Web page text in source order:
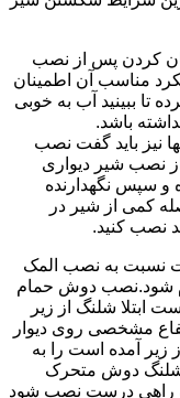
کردن پس از نصب
مناسب آن اطمینان
تا ببینید آب به خوبی
باشد.
نیز باید گفت نصب
نصب شیر دیواری
و سپس نگهدارنده
کمی از شیر در
نصب کنید.
نسبت به نصب المک
شود.نصب دوش حمام
ابتلا شلنگ از زیر
مشخصی روی دیوار
زیر آمده است را به
شلنگ دوش متحرک
راهی درست نصب شود